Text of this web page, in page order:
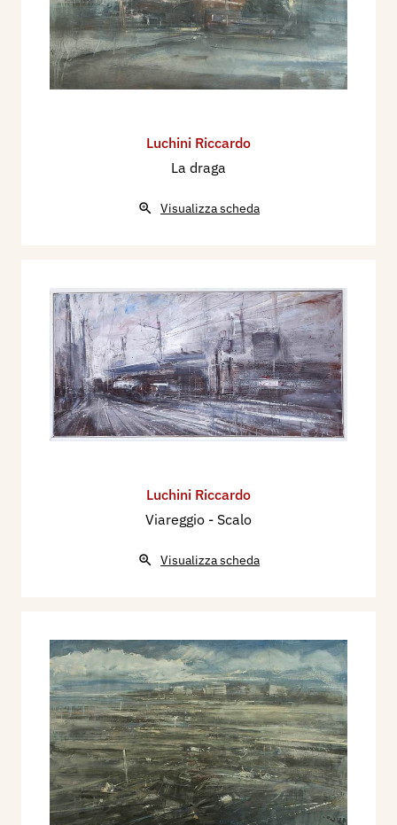
Luchini Riccardo
La draga
Visualizza scheda
Luchini Riccardo
Viareggio - Scalo
Visualizza scheda